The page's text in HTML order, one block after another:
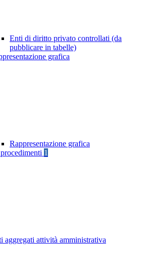
Enti di diritto privato controllati (da
pubblicare in tabelle)
grafica
Rappresentazione grafica
1
aggregati attività amministrativa